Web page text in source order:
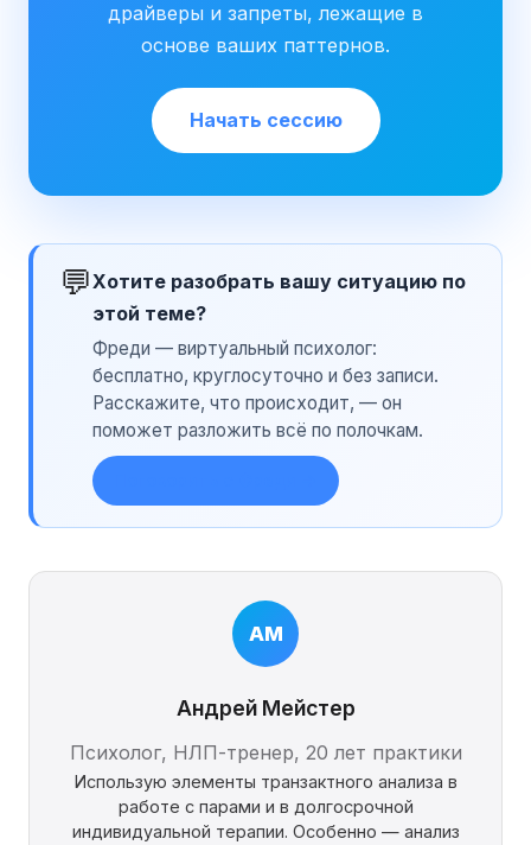
драйверы и запреты, лежащие в
основе ваших паттернов.
Начать сессию
💬Хотите разобрать вашу ситуацию по
этой теме?
Фреди — виртуальный психолог:
бесплатно, круглосуточно и без записи.
Расскажите, что происходит, — он
поможет разложить всё по полочкам.
АМ
Андрей Мейстер
Психолог, НЛП-тренер, 20 лет практики
Использую элементы транзактного анализа в
работе с парами и в долгосрочной
индивидуальной терапии. Особенно — анализ